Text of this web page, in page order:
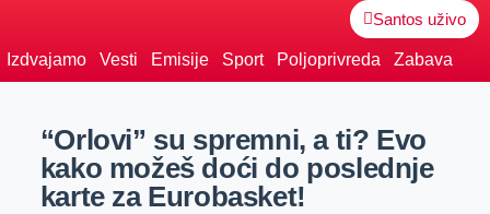
Santos uživo
Izdvajamo Vesti Emisije Sport Poljoprivreda Zabava
“Orlovi” su spremni, a ti? Evo
kako možeš doći do poslednje
karte za Eurobasket!